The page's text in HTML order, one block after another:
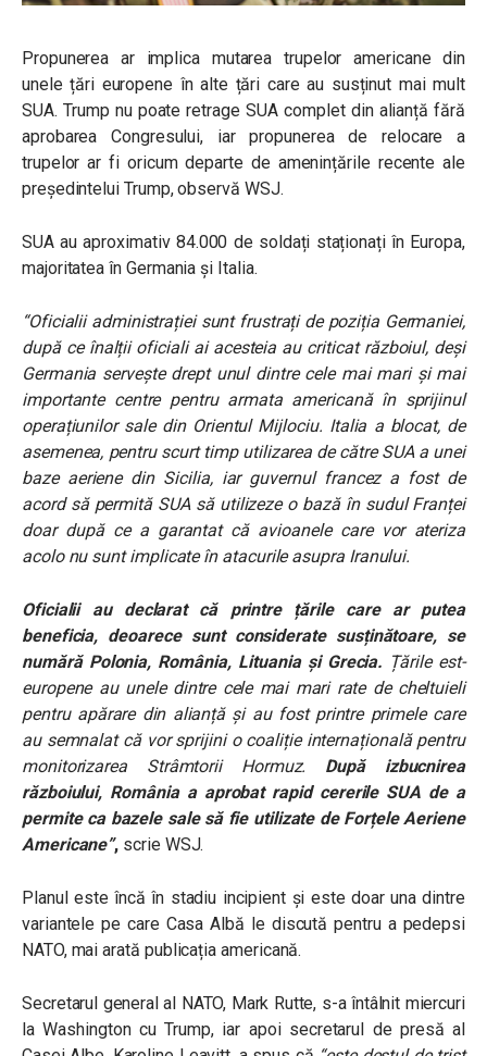
Propunerea ar implica mutarea trupelor americane din
unele țări europene în alte țări care au susținut mai mult
SUA. Trump nu poate retrage SUA complet din alianță fără
aprobarea Congresului, iar propunerea de relocare a
trupelor ar fi oricum departe de amenințările recente ale
președintelui Trump, observă WSJ.
SUA au aproximativ 84.000 de soldați staționați în Europa,
majoritatea în Germania și Italia.
“Oficialii administrației sunt frustrați de poziția Germaniei,
după ce înalții oficiali ai acesteia au criticat războiul, deși
Germania servește drept unul dintre cele mai mari și mai
importante centre pentru armata americană în sprijinul
operațiunilor sale din Orientul Mijlociu. Italia a blocat, de
asemenea, pentru scurt timp utilizarea de către SUA a unei
baze aeriene din Sicilia, iar guvernul francez a fost de
acord să permită SUA să utilizeze o bază în sudul Franței
doar după ce a garantat că avioanele care vor ateriza
acolo nu sunt implicate în atacurile asupra Iranului.
Oficialii au declarat că printre țările care ar putea
beneficia, deoarece sunt considerate susținătoare, se
numără Polonia, România, Lituania și Grecia. Țările est-
europene au unele dintre cele mai mari rate de cheltuieli
pentru apărare din alianță și au fost printre primele care
au semnalat că vor sprijini o coaliție internațională pentru
monitorizarea Strâmtorii Hormuz. După izbucnirea
războiului, România a aprobat rapid cererile SUA de a
permite ca bazele sale să fie utilizate de Forțele Aeriene
Americane”, scrie WSJ.
Planul este încă în stadiu incipient și este doar una dintre
variantele pe care Casa Albă le discută pentru a pedepsi
NATO, mai arată publicația americană.
Secretarul general al NATO, Mark Rutte, s-a întâlnit miercuri
la Washington cu Trump, iar apoi secretarul de presă al